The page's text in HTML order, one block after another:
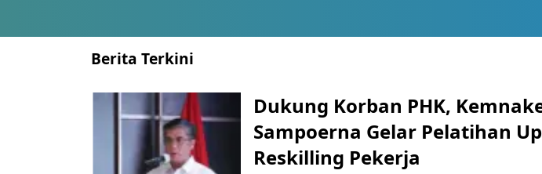
Berita Terkini
Dukung Korban PHK,
Sampoerna Gelar Pelatihan
Reskilling Pekerja